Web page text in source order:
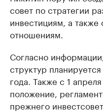
совет по стратегии
инвестициям, а
отношениям.
Согласно
структур
года. Также с 1
положение,
прежнего